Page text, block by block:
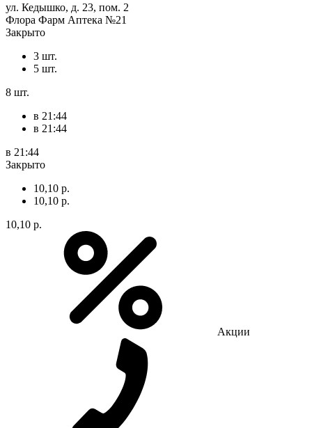
ул. Кедышко, д. 23, пом. 2
Флора Фарм Аптека №21
Закрыто
3 шт.
5 шт.
8 шт.
в 21:44
в 21:44
в 21:44
Закрыто
10,10 р.
10,10 р.
10,10 р.
Акции